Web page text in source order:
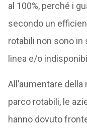
al 100%, perché i
secondo un
rotabili non sono in
linea e/o
All’aumentare
parco rotabili, le
hanno dovuto